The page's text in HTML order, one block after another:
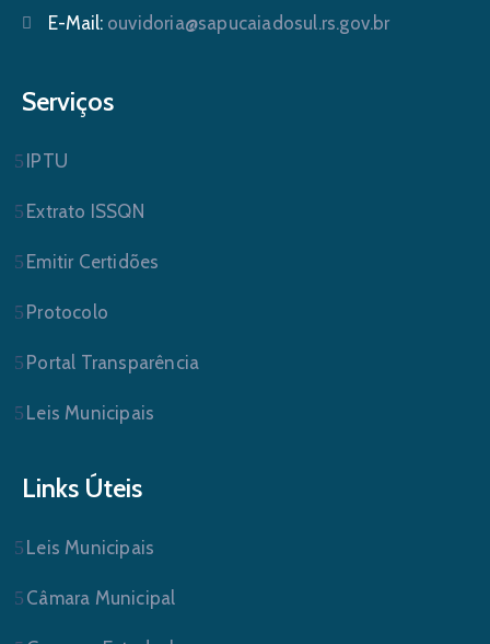
E-Mail: ouvidoria@sapucaiadosul.rs.gov.br
Serviços
IPTU
Extrato ISSQN
Emitir Certidões
Protocolo
Portal Transparência
Leis Municipais
Links Úteis
Leis Municipais
Câmara Municipal